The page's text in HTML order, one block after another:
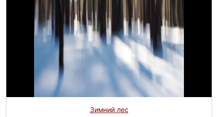
Зимний лес